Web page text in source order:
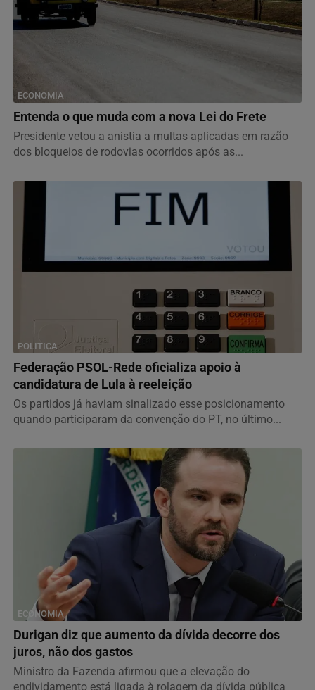
ECONOMIA
Entenda o que muda com a nova Lei do Frete
Presidente vetou a anistia a multas aplicadas em razão
dos bloqueios de rodovias ocorridos após as...
POLITICA
Federação PSOL-Rede oficializa apoio à
candidatura de Lula à reeleição
Os partidos já haviam sinalizado esse posicionamento
quando participaram da convenção do PT, no último...
ECONOMIA
Durigan diz que aumento da dívida decorre dos
juros, não dos gastos
Ministro da Fazenda afirmou que a elevação do
endividamento está ligada à rolagem da dívida pública